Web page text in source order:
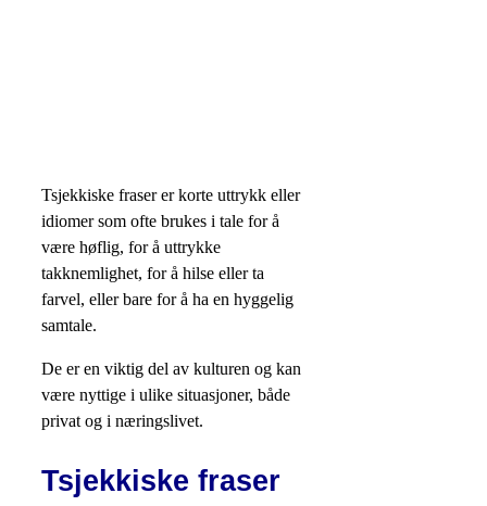
Tsjekkiske fraser er korte uttrykk eller
idiomer som ofte brukes i tale for å
være høflig, for å uttrykke
takknemlighet, for å hilse eller ta
farvel, eller bare for å ha en hyggelig
samtale.
De er en viktig del av kulturen og kan
være nyttige i ulike situasjoner, både
privat og i næringslivet.
Tsjekkiske fraser